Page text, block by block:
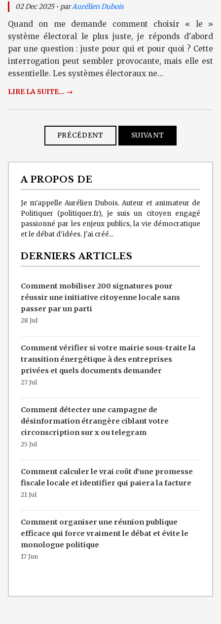
02 Dec 2025 • parAurélien Dubois
Quand on me demande comment choisir « le »
système électoral le plus juste, je réponds d'abord
par une question : juste pour qui et pour quoi ? Cette
interrogation peut sembler provocante, mais elle est
essentielle. Les systèmes électoraux ne...
LIRE LA SUITE... →
PRÉCÉDENT SUIVANT
A PROPOS DE
Je m'appelle Aurélien Dubois. Auteur et animateur de
Politiquer (politiquer.fr), je suis un citoyen engagé
passionné par les enjeux publics, la vie démocratique
et le débat d'idées. J'ai créé...
DERNIERS ARTICLES
Comment mobiliser 200 signatures pour
réussir une initiative citoyenne locale sans
passer par un parti
28 Jul
Comment vérifier si votre mairie sous-traite la
transition énergétique à des entreprises
privées et quels documents demander
27 Jul
Comment détecter une campagne de
désinformation étrangère ciblant votre
circonscription sur x ou telegram
25 Jul
Comment calculer le vrai coût d’une promesse
fiscale locale et identifier qui paiera la facture
21 Jul
Comment organiser une réunion publique
efficace qui force vraiment le débat et évite le
monologue politique
17 Jun